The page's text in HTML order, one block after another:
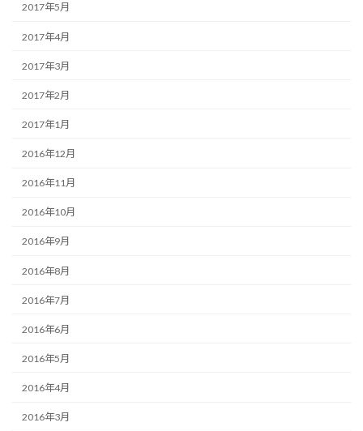
2017年5月
2017年4月
2017年3月
2017年2月
2017年1月
2016年12月
2016年11月
2016年10月
2016年9月
2016年8月
2016年7月
2016年6月
2016年5月
2016年4月
2016年3月